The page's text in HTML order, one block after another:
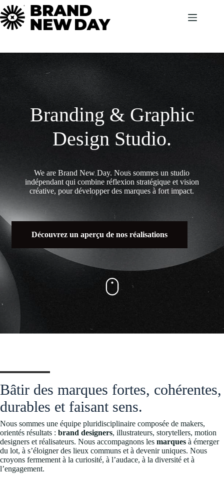
Passer
au
contenu
Branding & Graphic
Design Studio.
We are Brand New Day. Nous sommes un studio
indépendant qui combine réflexion stratégique et vision
créative, pour développer des marques à fort impact.
Découvrez un aperçu de nos réalisations
Bâtir des marques fortes, cohérentes,
durables et faisant sens.
Nous sommes une équipe pluridisciplinaire composée de makers,
orientés résultats : brand designers, illustrateurs, storytellers, motion
designers et réalisateurs. Nous accompagnons les marques à émerger
du lot, à s’éloigner des lieux communs et à devenir uniques. Nous
croyons fermement à la curiosité, à l’audace, à la diversité et à
l’engagement.